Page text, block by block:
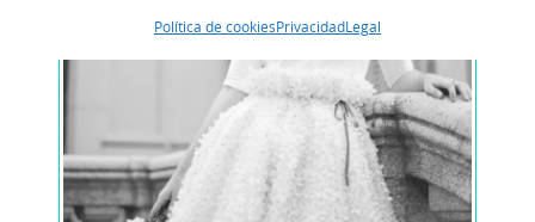
Política de cookiesPrivacidadLegal